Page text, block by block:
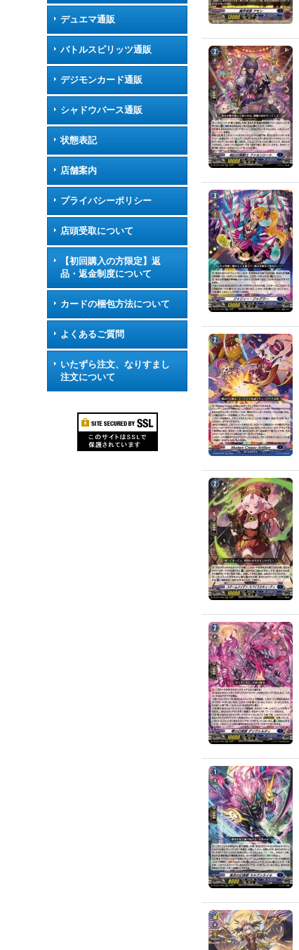
デュエマ通販
バトルスピリッツ通販
デジモンカード通販
シャドウバース通販
状態表記
店舗案内
プライバシーポリシー
店頭受取について
【初回購入の方限定】返
品・返金制度について
カードの梱包方法について
よくあるご質問
いたずら注文、なりすまし
注文について